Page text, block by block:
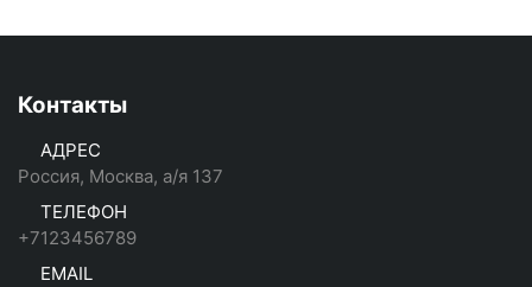
Контакты
АДРЕС
Россия, Москва, а/я 137
ТЕЛЕФОН
+7123456789
EMAIL